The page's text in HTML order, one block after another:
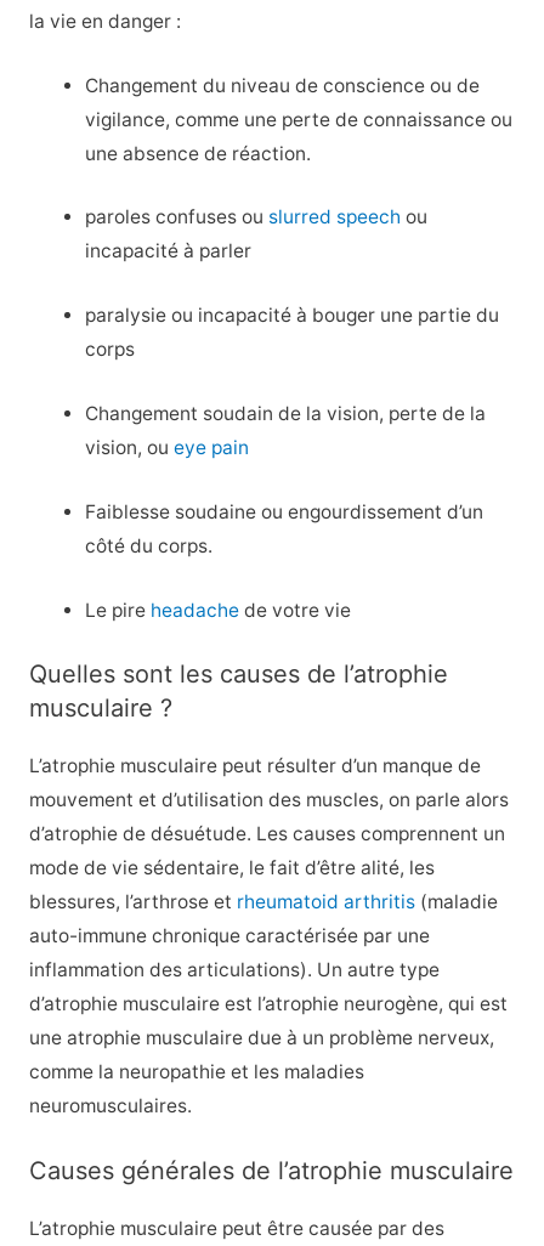
la vie en danger :
Changement du niveau de conscience ou de
vigilance, comme une perte de connaissance ou
une absence de réaction.
paroles confuses ou slurred speech ou
incapacité à parler
paralysie ou incapacité à bouger une partie du
corps
Changement soudain de la vision, perte de la
vision, oueye pain
Faiblesse soudaine ou engourdissement d’un
côté du corps.
Le pire headache de votre vie
Quelles sont les causes de l’atrophie
musculaire ?
L’atrophie musculaire peut résulter d’un manque de
mouvement et d’utilisation des muscles, on parle alors
d’atrophie de désuétude. Les causes comprennent un
mode de vie sédentaire, le fait d’être alité, les
blessures, l’arthrose et rheumatoid arthritis(maladie
auto-immune chronique caractérisée par une
inflammation des articulations). Un autre type
d’atrophie musculaire est l’atrophie neurogène, qui est
une atrophie musculaire due à un problème nerveux,
comme la neuropathie et les maladies
neuromusculaires.
Causes générales de l’atrophie musculaire
L’atrophie musculaire peut être causée par des